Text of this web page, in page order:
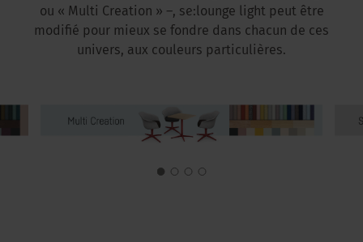
ou « Multi Creation » –, se:lounge light peut être
modifié pour mieux se fondre dans chacun de ces
univers, aux couleurs particulières.